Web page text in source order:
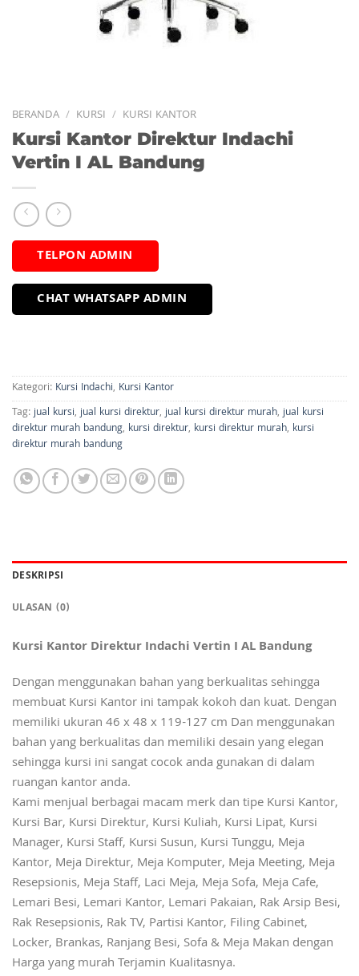
BERANDA / KURSI / KURSI KANTOR
Kursi Kantor Direktur Indachi
Vertin I AL Bandung
TELPON ADMIN
CHAT WHATSAPP ADMIN
Kategori: Kursi Indachi, Kursi Kantor
Tag:jual kursi,jual kursi direktur,jual kursi direktur murah,jual kursi
direktur murah bandung, kursi direktur, kursi direktur murah, kursi
direktur murah bandung
DESKRIPSI
ULASAN (0)
Kursi Kantor Direktur Indachi Vertin I AL Bandung
Dengan menggunakan bahan yang berkualitas sehingga
membuat Kursi Kantor ini tampak kokoh dan kuat. Dengan
memiliki ukuran 46 x 48 x 119-127 cm Dan menggunakan
bahan yang berkualitas dan memiliki desain yang elegan
sehingga kursi ini sangat cocok anda gunakan di dalam
ruangan kantor anda.
Kami menjual berbagai macam merk dan tipe Kursi Kantor,
Kursi Bar, Kursi Direktur, Kursi Kuliah, Kursi Lipat, Kursi
Manager, Kursi Staff, Kursi Susun, Kursi Tunggu, Meja
Kantor, Meja Direktur, Meja Komputer, Meja Meeting, Meja
Resepsionis, Meja Staff, Laci Meja, Meja Sofa, Meja Cafe,
Lemari Besi, Lemari Kantor, Lemari Pakaian, Rak Arsip Besi,
Rak Resepsionis, Rak TV, Partisi Kantor, Filing Cabinet,
Locker, Brankas, Ranjang Besi, Sofa & Meja Makan dengan
Harga yang murah Terjamin Kualitasnya.